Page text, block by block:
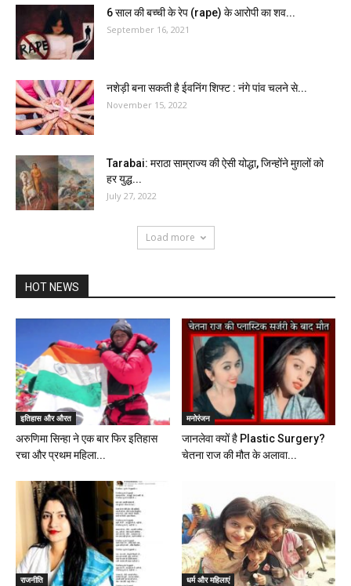
6 साल की बच्ची के रेप (rape) के आरोपी का शव...
September 16, 2021
नशेड़ी बना सकती है ईवनिंग शिफ्ट : नंगे पांव चलने से...
November 15, 2022
Tarabai: मराठा साम्राज्य की ऐसी योद्धा, जिन्होंने मुग़लों को
हर युद्ध...
July 27, 2022
Load more
HOT NEWS
इतिहास और औरत
अरुणिमा सिन्हा ने एक बार फिर इतिहास
रचा और प्रथम महिला...
मनोरंजन
जानलेवा क्यों है Plastic Surgery?
चेतना राज की मौत के अलावा...
राजनीति धर्म और महिलाएं